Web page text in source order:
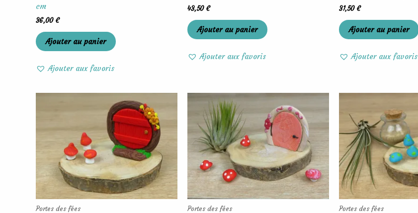
cm
36,00€
Ajouter au panier
Ajouter aux favoris
43,50€
Ajouter au panier
Ajouter aux favoris
31,50€
Ajouter au panier
Ajouter aux favoris
Portes des fées Portes des fées Portes des fées